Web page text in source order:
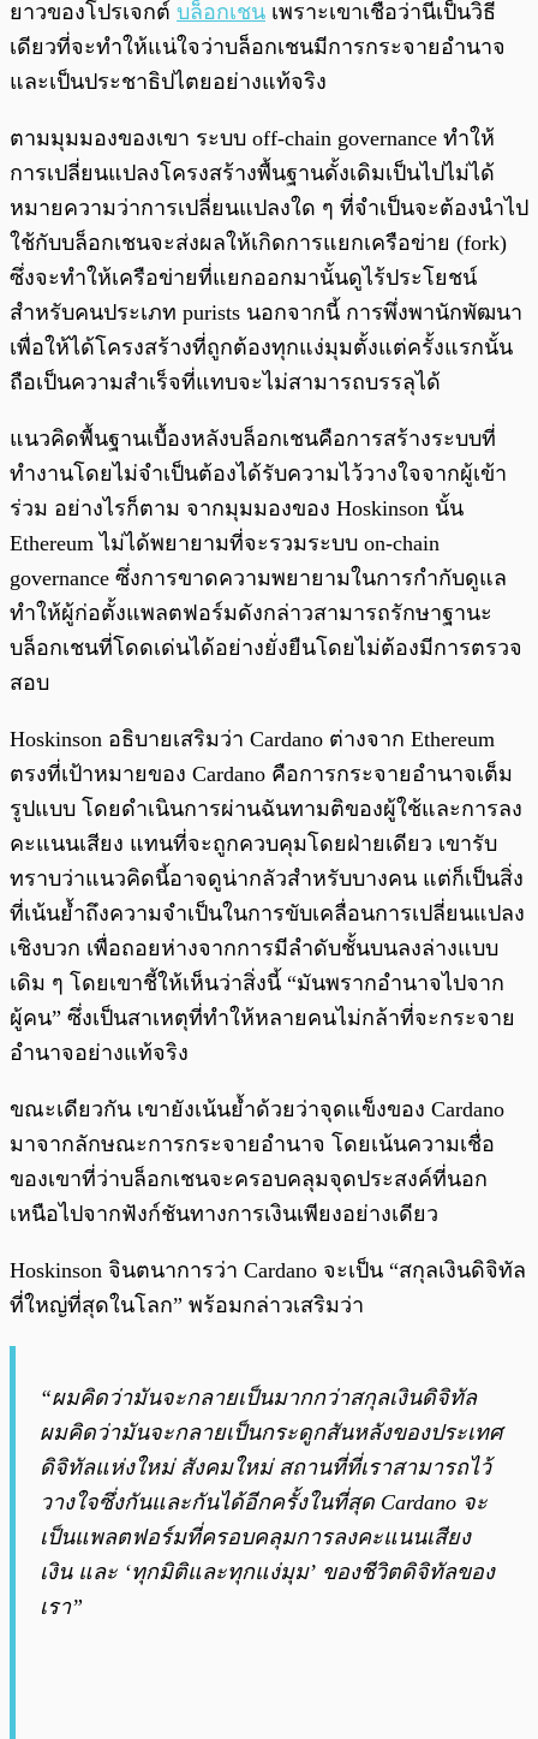
ยาวของโปรเจกต์ บล็อกเชน เพราะเขาเชื่อว่านี่เป็นวิธี
เดียวที่จะทำให้แน่ใจว่าบล็อกเชนมีการกระจายอำนาจ
และเป็นประชาธิปไตยอย่างแท้จริง
ตามมุมมองของเขา ระบบ off-chain governance ทำให้
การเปลี่ยนแปลงโครงสร้างพื้นฐานดั้งเดิมเป็นไปไม่ได้
หมายความว่าการเปลี่ยนแปลงใด ๆ ที่จำเป็นจะต้องนำไป
ใช้กับบล็อกเชนจะส่งผลให้เกิดการแยกเครือข่าย (fork)
ซึ่งจะทำให้เครือข่ายที่แยกออกมานั้นดูไร้ประโยชน์
สำหรับคนประเภท purists นอกจากนี้ การพึ่งพานักพัฒนา
เพื่อให้ได้โครงสร้างที่ถูกต้องทุกแง่มุมตั้งแต่ครั้งแรกนั้น
ถือเป็นความสำเร็จที่แทบจะไม่สามารถบรรลุได้
แนวคิดพื้นฐานเบื้องหลังบล็อกเชนคือการสร้างระบบที่
ทำงานโดยไม่จำเป็นต้องได้รับความไว้วางใจจากผู้เข้า
ร่วม อย่างไรก็ตาม จากมุมมองของ Hoskinson นั้น
Ethereum ไม่ได้พยายามที่จะรวมระบบ on-chain
governance ซึ่งการขาดความพยายามในการกำกับดูแล
ทำให้ผู้ก่อตั้งแพลตฟอร์มดังกล่าวสามารถรักษาฐานะ
บล็อกเชนที่โดดเด่นได้อย่างยั่งยืนโดยไม่ต้องมีการตรวจ
สอบ
Hoskinson อธิบายเสริมว่า Cardano ต่างจาก Ethereum
ตรงที่เป้าหมายของ Cardano คือการกระจายอำนาจเต็ม
รูปแบบ โดยดำเนินการผ่านฉันทามติของผู้ใช้และการลง
คะแนนเสียง แทนที่จะถูกควบคุมโดยฝ่ายเดียว เขารับ
ทราบว่าแนวคิดนี้อาจดูน่ากลัวสำหรับบางคน แต่ก็เป็นสิ่ง
ที่เน้นย้ำถึงความจำเป็นในการขับเคลื่อนการเปลี่ยนแปลง
เชิงบวก เพื่อถอยห่างจากการมีลำดับชั้นบนลงล่างแบบ
เดิม ๆ โดยเขาชี้ให้เห็นว่าสิ่งนี้ “มันพรากอำนาจไปจาก
ผู้คน” ซึ่งเป็นสาเหตุที่ทำให้หลายคนไม่กล้าที่จะกระจาย
อำนาจอย่างแท้จริง
ขณะเดียวกัน เขายังเน้นย้ำด้วยว่าจุดแข็งของ Cardano
มาจากลักษณะการกระจายอำนาจ โดยเน้นความเชื่อ
ของเขาที่ว่าบล็อกเชนจะครอบคลุมจุดประสงค์ที่นอก
เหนือไปจากฟังก์ชันทางการเงินเพียงอย่างเดียว
Hoskinson จินตนาการว่า Cardano จะเป็น “สกุลเงินดิจิทัล
ที่ใหญ่ที่สุดในโลก” พร้อมกล่าวเสริมว่า
“ผมคิดว่ามันจะกลายเป็นมากกว่าสกุลเงินดิจิทัล
ผมคิดว่ามันจะกลายเป็นกระดูกสันหลังของประเทศ
ดิจิทัลแห่งใหม่ สังคมใหม่ สถานที่ที่เราสามารถไว้
วางใจซึ่งกันและกันได้อีกครั้งในที่สุด Cardano จะ
เป็นแพลตฟอร์มที่ครอบคลุมการลงคะแนนเสียง
เงิน และ ‘ทุกมิติและทุกแง่มุม’ ของชีวิตดิจิทัลของ
เรา”